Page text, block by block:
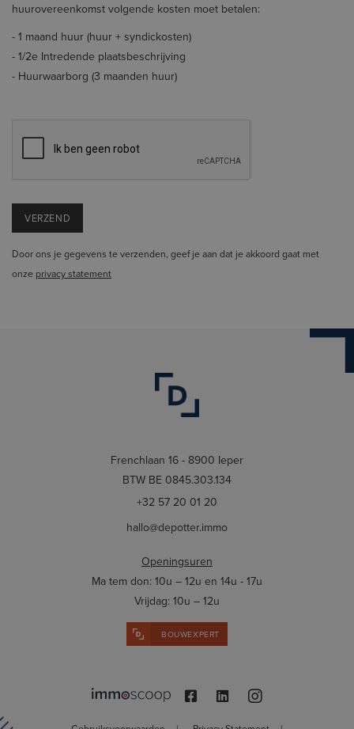
huurovereenkomst volgende kosten moet betalen:
- 1 maand huur (huur + syndickosten)
- 1/2e Intredende plaatsbeschrijving
- Huurwaarborg (3 maanden huur)
Door ons je gegevens te verzenden, geef je aan dat je akkoord gaat met
onze privacy statement
Frenchlaan 16 - 8900 Ieper
BTW BE 0845.303.134
+32 57 20 01 20
hallo@depotter.immo
Openingsuren
Ma tem don: 10u – 12u en 14u - 17u
Vrijdag: 10u – 12u
BOUWEXPERT